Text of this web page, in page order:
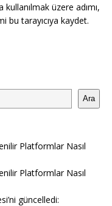
üzere adımı,
bu tarayıcıya kaydet.
Ara
Platformlar Nasıl
Platformlar Nasıl
güncelledi: